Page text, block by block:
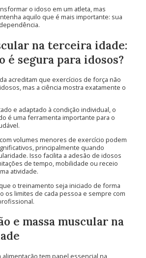
o idoso em um atleta, mas
aquilo que é mais importante: sua
na terceira idade:
é segura para idosos?
acreditam que exercícios de força não
mas a ciência mostra exatamente o
e adaptado à condição individual, o
é uma ferramenta importante para o
volumes menores de exercício podem
principalmente quando
Isso facilita a adesão de idosos
de tempo, mobilidade ou receio
atividade.
o treinamento seja iniciado de forma
os limites de cada pessoa e sempre com
e massa muscular na
alimentação tem papel essencial na